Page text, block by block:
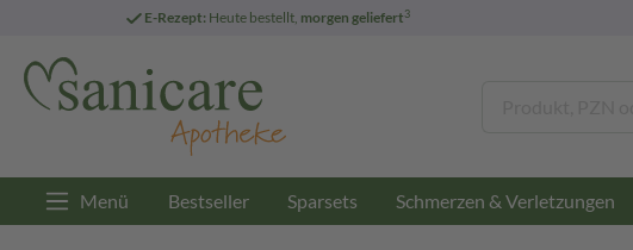
E-Rezept: Heute bestellt, morgen geliefert3
Menü Bestseller Sparsets Schmerzen & Verletzungen